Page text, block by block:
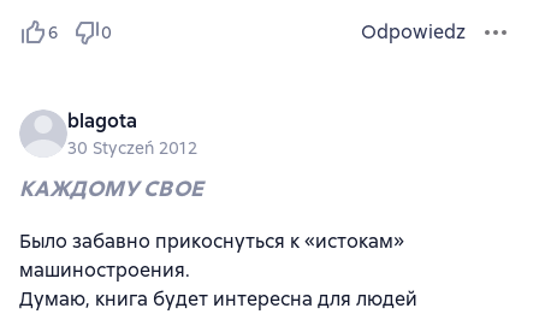
6 0 Odpowiedz
blagota
30 Styczeń 2012
КАЖДОМУ СВОЕ
Было забавно прикоснуться к «истокам»
машиностроения.
Думаю, книга будет интересна для людей